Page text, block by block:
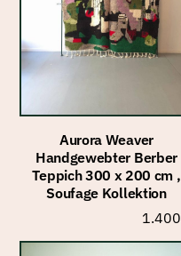
Aurora Weaver
Handgewebter Berber
Teppich 300 x 200 cm ,
Soufage Kollektion
1.400